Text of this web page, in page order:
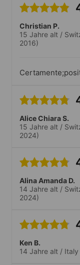
!.Sorties et
Christian P.
15 Jahre alt /
2016)
Alice Chiara S.
15 Jahre alt /
2024)
Alina Amanda D.
14 Jahre alt /
2024)
Ken B.
14 Jahre alt / Italy